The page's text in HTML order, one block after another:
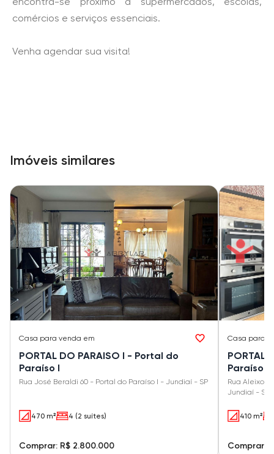
comércios e serviços essenciais.
Venha agendar sua visita!
Imóveis similares
Casa para venda em
PORTAL DO PARAISO I - Portal do
Paraíso I
Rua José Beraldi 60 - Portal do Paraíso I - Jundiaí - SP
470 m² 4 (2 suítes)
Comprar: R$ 2.800.000
Casa para
PORTAL
Paraíso II
Rua Aleixo
Jundiaí - SP
410 m²
Comprar: